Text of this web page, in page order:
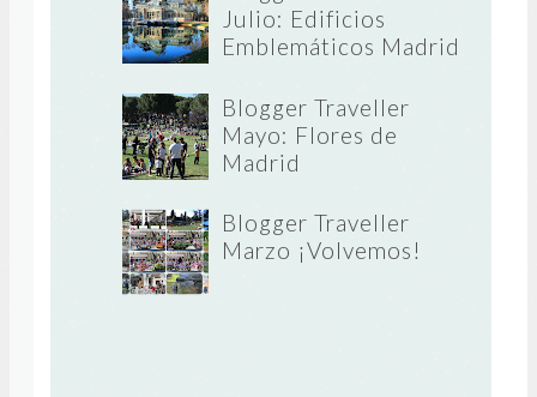
Julio: Edificios
Emblemáticos Madrid
Blogger Traveller
Mayo: Flores de
Madrid
Blogger Traveller
Marzo ¡Volvemos!